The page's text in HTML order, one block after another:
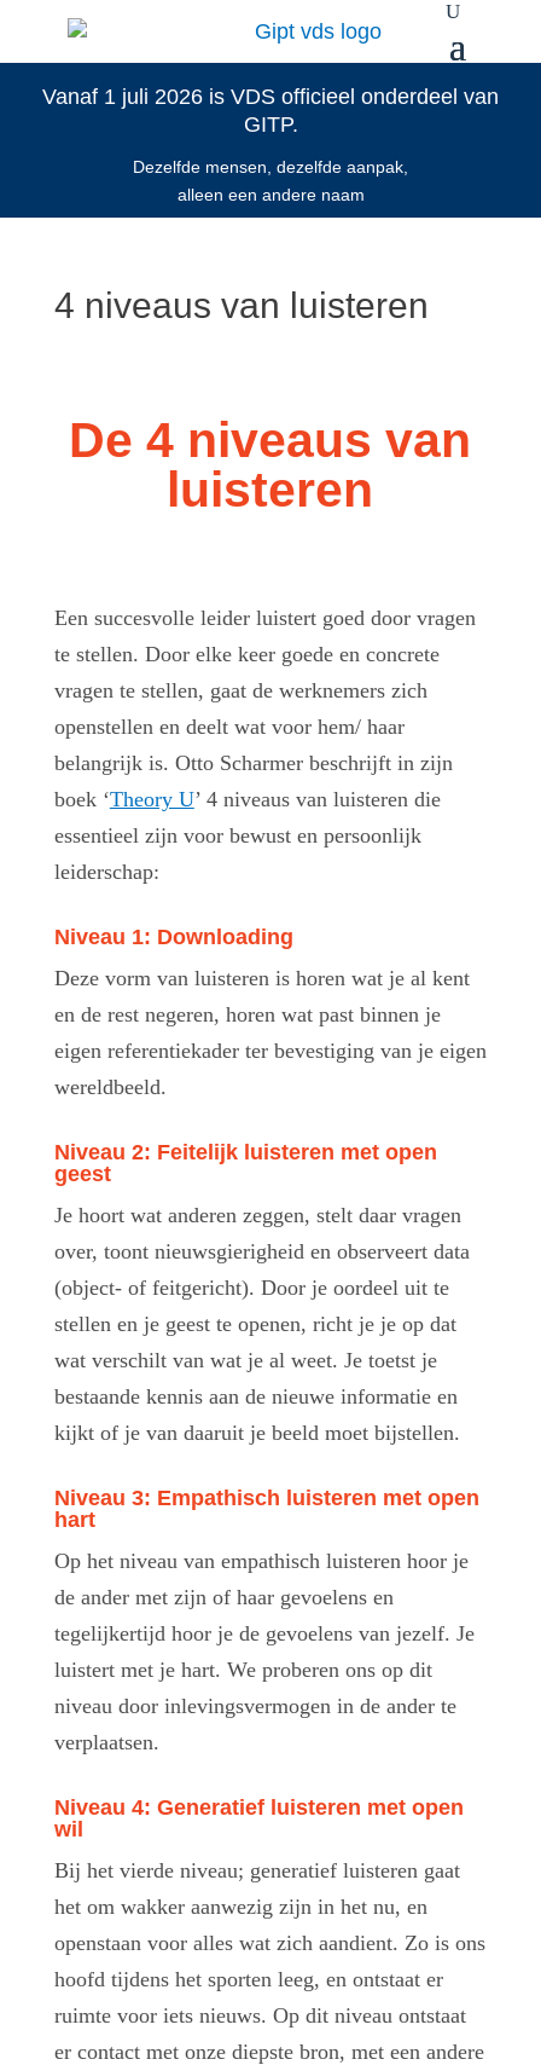
Vanaf 1 juli 2026 is VDS officieel onderdeel van
GITP.
Dezelfde mensen, dezelfde aanpak,
alleen een andere naam
4 niveaus van luisteren
De 4 niveaus van
luisteren
Een succesvolle leider luistert goed door vragen
te stellen. Door elke keer goede en concrete
vragen te stellen, gaat de werknemers zich
openstellen en deelt wat voor hem/ haar
belangrijk is. Otto Scharmer beschrijft in zijn
boek ‘Theory U’ 4 niveaus van luisteren die
essentieel zijn voor bewust en persoonlijk
leiderschap:
Niveau 1: Downloading
Deze vorm van luisteren is horen wat je al kent
en de rest negeren, horen wat past binnen je
eigen referentiekader ter bevestiging van je eigen
wereldbeeld.
Niveau 2: Feitelijk luisteren met open
geest
Je hoort wat anderen zeggen, stelt daar vragen
over, toont nieuwsgierigheid en observeert data
(object- of feitgericht). Door je oordeel uit te
stellen en je geest te openen, richt je je op dat
wat verschilt van wat je al weet. Je toetst je
bestaande kennis aan de nieuwe informatie en
kijkt of je van daaruit je beeld moet bijstellen.
Niveau 3: Empathisch luisteren met open
hart
Op het niveau van empathisch luisteren hoor je
de ander met zijn of haar gevoelens en
tegelijkertijd hoor je de gevoelens van jezelf. Je
luistert met je hart. We proberen ons op dit
niveau door inlevingsvermogen in de ander te
verplaatsen.
Niveau 4: Generatief luisteren met open
wil
Bij het vierde niveau; generatief luisteren gaat
het om wakker aanwezig zijn in het nu, en
openstaan voor alles wat zich aandient. Zo is ons
hoofd tijdens het sporten leeg, en ontstaat er
ruimte voor iets nieuws. Op dit niveau ontstaat
er contact met onze diepste bron, met een andere